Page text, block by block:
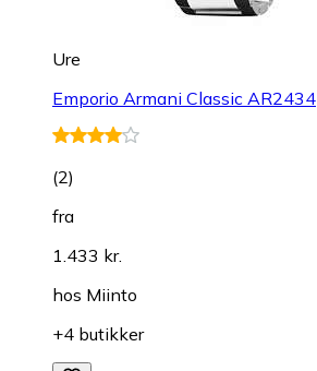
Ure
Emporio Armani Classic AR2434
(2)
fra
1.433 kr.
hos Miinto
+4 butikker